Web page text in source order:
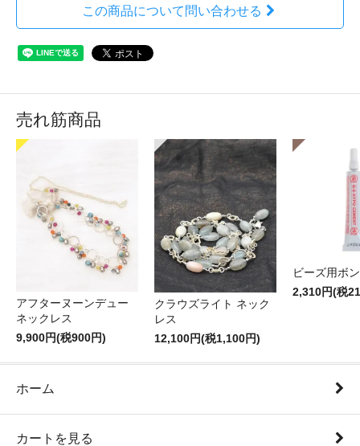
この商品について問い合わせる
売れ筋商品
アフターヌーンデュー
ネックレス
9,900円(税900円)
クラウズライト ネック
レス
12,100円(税1,100円)
ビーズ用ボ
2,310円(税
ホーム
カートを見る